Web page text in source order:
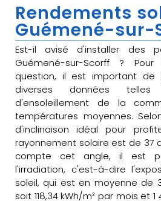
Rendements
Guémené-sur-
Est-il avisé d'installer des
Guémené-sur-Scorff ?
question, il est important de
diverses données
d'ensoleillement de la
températures moyennes.
d'inclinaison idéal pour
rayonnement solaire est de 37
compte cet angle, il est
l'irradiation, c'est-à-dire
soleil, qui est en moyenne de
soit 118,34 kWh/m² par mois et 1